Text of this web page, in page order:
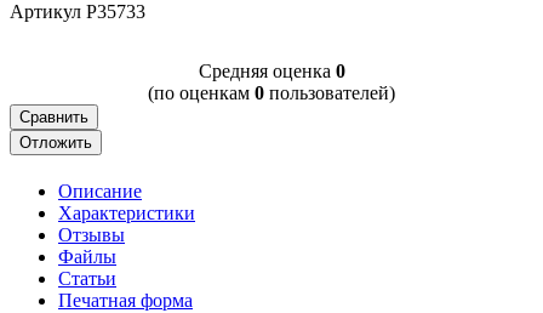
Артикул Р35733
Cредняя оценка 0
(по оценкам 0 пользователей)
Сравнить
Отложить
Описание
Характеристики
Отзывы
Файлы
Статьи
Печатная форма